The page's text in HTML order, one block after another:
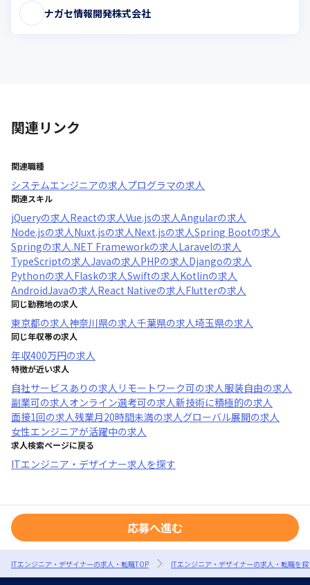
ナガセ情報開発株式会社
関連リンク
関連職種
システムエンジニアの求人プログラマの求人
関連スキル
jQueryの求人Reactの求人Vue.jsの求人Angularの求人
Node.jsの求人Nuxt.jsの求人Next.jsの求人Spring Bootの求人
Springの求人.NET Frameworkの求人Laravelの求人
TypeScriptの求人Javaの求人PHPの求人Djangoの求人
Pythonの求人Flaskの求人Swiftの求人Kotlinの求人
AndroidJavaの求人React Nativeの求人Flutterの求人
同じ勤務地の求人
東京都の求人神奈川県の求人千葉県の求人埼玉県の求人
同じ年収帯の求人
年収400万円の求人
特徴が近い求人
自社サービスあり の求人 リモートワーク可の求人服装自由の求人
副業可の求人オンライン選考可の求人新技術に積極的の求人
面接1回の求人残業月20時間未満の求人グローバル展開の求人
女性エンジニアが活躍中の求人
求人検索ページに戻る
ITエンジニア・デザイナー求人を探す
応募へ進む
ITエンジニア・デザイナーの求人・転職TOP ITエンジニア・デザイナーの求人・転職を